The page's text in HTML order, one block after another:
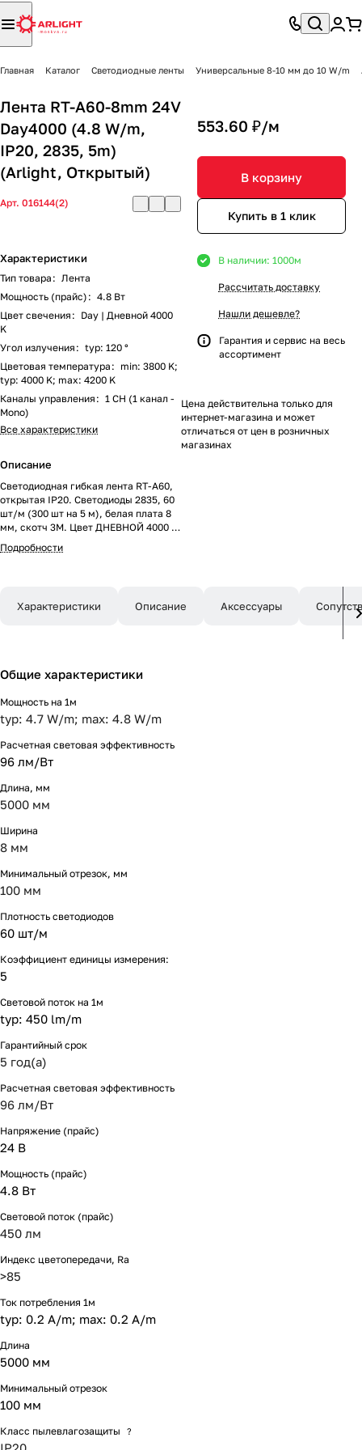
Главная Каталог Светодиодные ленты Универсальные 8-10 мм до 10 W/m
Лента RT-A60-8mm 24V
Day4000 (4.8 W/m,
IP20, 2835, 5m)
(Arlight, Открытый)
Арт. 016144(2)
Характеристики
Тип товара : Лента
Мощность (прайс) : 4.8 Вт
Цвет свечения : Day | Дневной 4000
K
Угол излучения : typ: 120 °
Цветовая температура : min: 3800 K;
typ: 4000 K; max: 4200 K
Каналы управления : 1 CH (1 канал -
Mono)
Все характеристики
Описание
Светодиодная гибкая лента RT-A60,
открытая IP20. Светодиоды 2835, 60
шт/м (300 шт на 5 м), белая плата 8
мм, скотч 3M. Цвет ДНЕВНОЙ 4000 K,
цветопередача CRI>85 , угол 120°.
Питание 24V, мощность 4.8 Вт/м (24
Подробности
553.60 ₽/м
В корзину
Купить в 1 клик
В наличии: 1000м
Рассчитать доставку
Нашли дешевле?
Гарантия и сервис на весь
ассортимент
Цена действительна только для
интернет-магазина и может
отличаться от цен в розничных
магазинах
Характеристики Описание Аксессуары
Общие характеристики
Мощность на 1м
typ: 4.7 W/m; max: 4.8 W/m
Расчетная световая эффективность
96 лм/Вт
Длина, мм
5000 мм
Ширина
8 мм
Минимальный отрезок, мм
100 мм
Плотность светодиодов
60 шт/м
Коэффициент единицы измерения:
5
Световой поток на 1м
typ: 450 lm/m
Гарантийный срок
5 год(а)
Расчетная световая эффективность
96 лм/Вт
Напряжение (прайс)
24 В
Мощность (прайс)
4.8 Вт
Световой поток (прайс)
450 лм
Индекс цветопередачи, Ra
>85
Ток потребления 1м
typ: 0.2 A/m; max: 0.2 A/m
Длина
5000 мм
Минимальный отрезок
100 мм
Класс пылевлагозащиты ?